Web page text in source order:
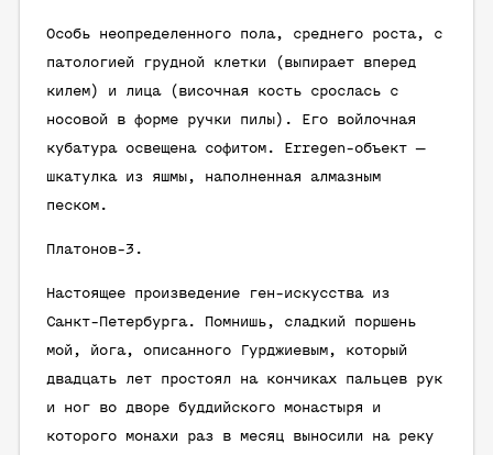
Особь неопределенного пола, среднего роста, с
патологией грудной клетки (выпирает вперед
килем) и лица (височная кость срослась с
носовой в форме ручки пилы). Его войлочная
кубатураосвещена софитом. Erregen-объект —
шкатулка из яшмы, наполненная алмазным
песком.
Платонов-3.
Настоящее произведение ген-искусства из
Санкт-Петербурга. Помнишь, сладкий поршень
мой, йога, описанного Гурджиевым, который
двадцать лет простоял на кончиках пальцев рук
и ног во дворе буддийского монастыря и
которого монахи раз в месяц выносили на реку